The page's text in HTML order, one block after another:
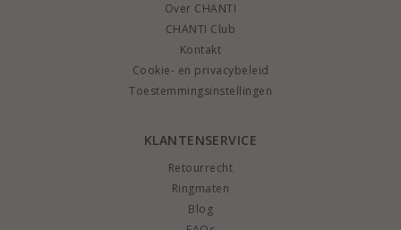
Over CHANTI
CHANTI Club
Kontakt
Cookie- en privacybeleid
Toestemmingsinstellingen
KLANTENSERVICE
Retourrecht
Ringmaten
Blog